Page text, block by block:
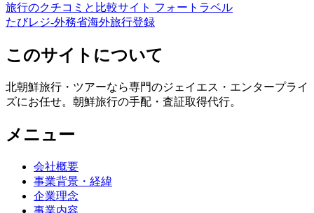
旅行のクチコミと比較サイト フォートラベル
たびレジ-外務省海外旅行登録
このサイトについて
北朝鮮旅行・ツアーなら専門のジェイエス・エンタープライ
ズにお任せ。朝鮮旅行の手配・査証取得代行。
メニュー
会社概要
事業背景・経緯
企業理念
事業内容